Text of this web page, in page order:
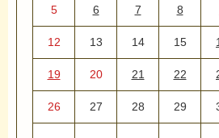
5 6 7 8
12 13 14 15
19 20 21 22
26 27 28 29